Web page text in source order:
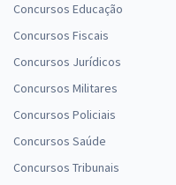
Concursos Educação
Concursos Fiscais
Concursos Jurídicos
Concursos Militares
Concursos Policiais
Concursos Saúde
Concursos Tribunais